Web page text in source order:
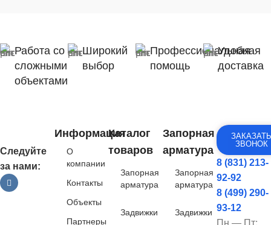
Работа со
сложными
объектами
Широкий
выбор
Профессиональная
помощь
Удобная
доставка
Следуйте
за нами:
Информация
О
компании
Контакты
Объекты
Партнеры
Каталог
товаров
Запорная
арматура
Задвижки
Запорная
арматура
Запорная
арматура
Задвижки
ЗВОНОК
8 (831) 213-
92-92
8 (499) 290-
93-12
Пн — Пт: